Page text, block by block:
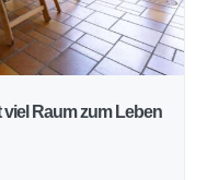
Raum zum Leben